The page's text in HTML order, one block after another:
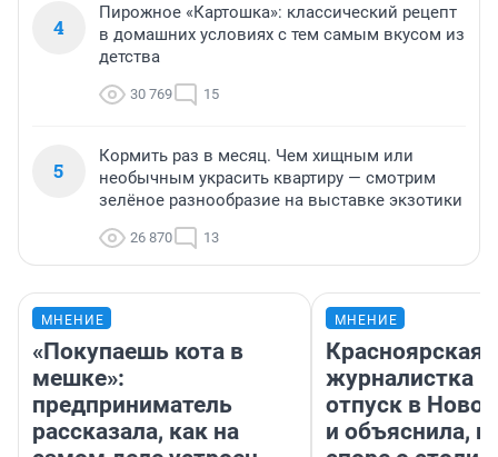
4
Пирожное «Картошка»: классический рецепт
в домашних условиях с тем самым вкусом из
детства
30 769 15
5
Кормить раз в месяц. Чем хищным или
необычным украсить квартиру — смотрим
зелёное разнообразие на выставке экзотики
26 870 13
МНЕНИЕ
«Покупаешь кота в
мешке»:
предприниматель
рассказала, как на
МНЕНИЕ
Красноярская
журналистка
отпуск в
и объяснила,